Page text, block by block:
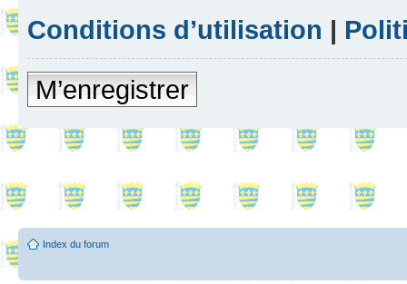
Conditions d’utilisation |
M’enregistrer
Index du forum